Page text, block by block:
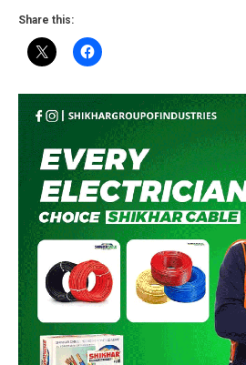
Share this: